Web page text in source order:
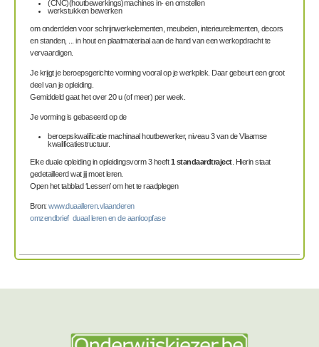
(CNC)(houtbewerkings)machines in- en omstellen
werkstukken bewerken
om onderdelen voor schrijnwerkelementen, meubelen, interieurelementen, decors
en standen, ... in hout en plaatmateriaal aan de hand van een werkopdracht te
vervaardigen.
Je krijgt je beroepsgerichte vorming vooral op je werkplek. Daar gebeurt een groot
deel van je opleiding.
Gemiddeld gaat het over 20 u (of meer) per week.
Je vorming is gebaseerd op de
beroepskwalificatiemachinaal houtbewerker, niveau 3 van de Vlaamse
kwalificatiestructuur.
Elke duale opleiding in opleidingsvorm 3 heeft1 standaardtraject. Hierin staat
gedetailleerd wat jij moet leren.
Open het tabblad ‘Lessen’ om het te raadplegen
Bron: www.duaalleren.vlaanderen
omzendbrief duaal leren en de aanloopfase